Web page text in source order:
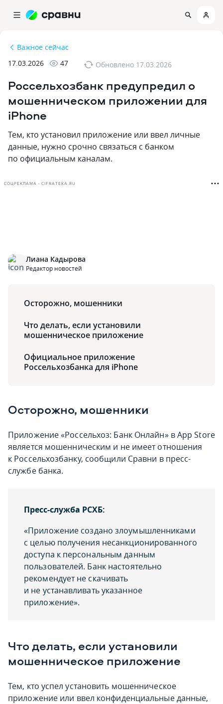
Важное сейчас
17.03.2026
47 Обновлено 17.03.2026
Россельхозбанк предупредил о
мошенническом приложении для
iPhone
Тем‚ кто установил приложение или ввел личные
данные‚ нужно срочно связаться с банком
по официальным каналам.
СОЦРЕКЛАМА • CIFRATEKA.RU
Лиана Кадырова
Редактор новостей
Осторожно, мошенники
Что делать, если установили
мошенническое приложение
Официальное приложение
Россельхозбанка для iPhone
Осторожно, мошенники
Приложение «Россельхоз: Банк Онлайн» в App Store
является мошенническим и не имеет отношения
к Россельхозбанку, сообщили Сравни в пресс-
службе банка.
Пресс-служба РСХБ:
«Приложение создано злоумышленниками
с целью получения несанкционированного
доступа к персональным данным
пользователей. Банк настоятельно
рекомендует не скачивать
и не устанавливать указанное
приложение».
Что делать, если установили
мошенническое приложение
Тем, кто успел установить мошенническое
приложение или ввел конфиденциальные данные,